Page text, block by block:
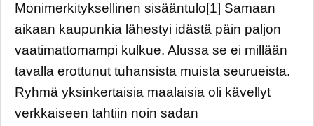
Monimerkityksellinen sisääntulo[1] Samaan
aikaan kaupunkia lähestyi idästä päin paljon
vaatimattomampi kulkue. Alussa se ei millään
tavalla erottunut tuhansista muista seurueista.
Ryhmä yksinkertaisia maalaisia oli kävellyt
verkkaiseen tahtiin noin sadan